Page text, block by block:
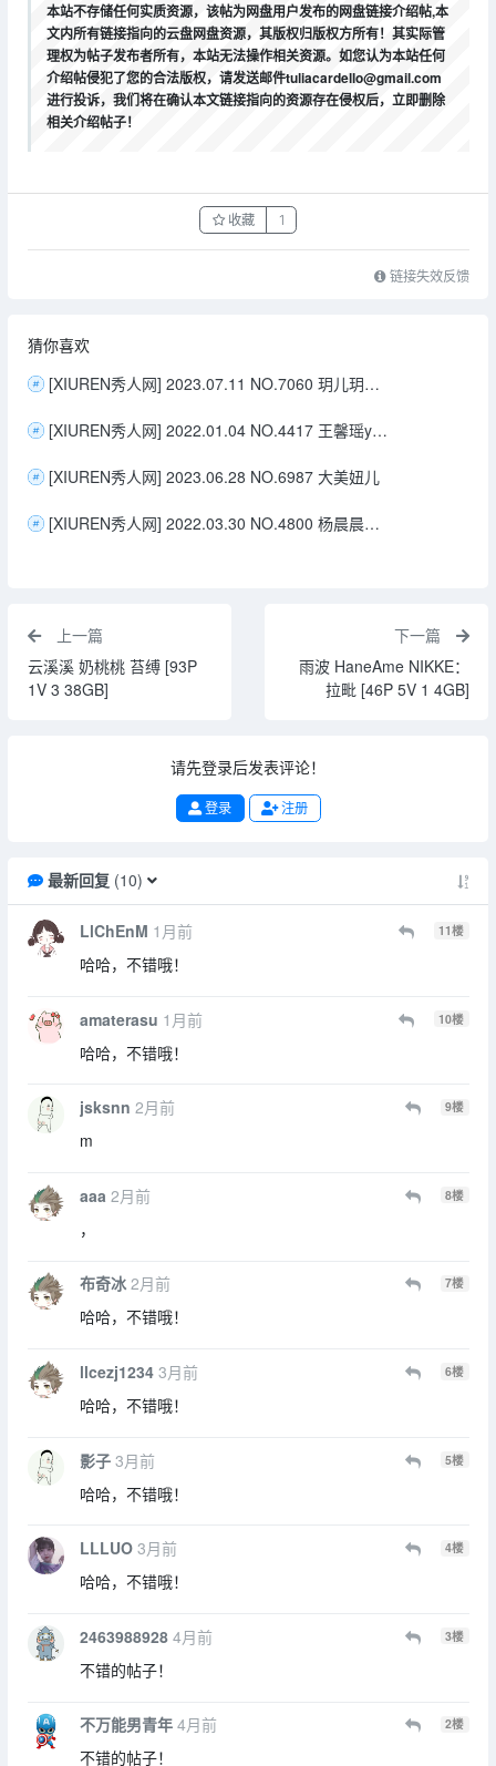
本站不存储任何实质资源，该帖为网盘用户发布的网盘链接介绍帖,本
文内所有链接指向的云盘网盘资源，其版权归版权方所有！其实际管
理权为帖子发布者所有，本站无法操作相关资源。如您认为本站任何
介绍帖侵犯了您的合法版权，请发送邮件tuliacardello@gmail.com
进行投诉，我们将在确认本文链接指向的资源存在侵权后，立即删除
相关介绍帖子！
收藏 1
链接失效反馈
猜你喜欢
[XIUREN秀人网] 2023.07.11 NO.7060 玥儿玥er 黑丝
[XIUREN秀人网] 2022.01.04 NO.4417 王馨瑶yanni
[XIUREN秀人网] 2023.06.28 NO.6987 大美妞儿
[XIUREN秀人网] 2022.03.30 NO.4800 杨晨晨Yome
上一篇
云溪溪 奶桃桃 苔缚 [93P
1V 3 38GB]
下一篇
雨波 HaneAme NIKKE：
拉毗 [46P 5V 1 4GB]
请先登录后发表评论！
登录 注册
最新回复(10)
LlChEnM 1月前 11楼
哈哈，不错哦！
amaterasu 1月前 10楼
哈哈，不错哦！
jsksnn 2月前 9楼
m
aaa 2月前 8楼
，
布奇冰 2月前 7楼
哈哈，不错哦！
llcezj1234 3月前 6楼
哈哈，不错哦！
影子 3月前 5楼
哈哈，不错哦！
LLLUO 3月前 4楼
哈哈，不错哦！
2463988928 4月前 3楼
不错的帖子！
不万能男青年 4月前 2楼
不错的帖子！